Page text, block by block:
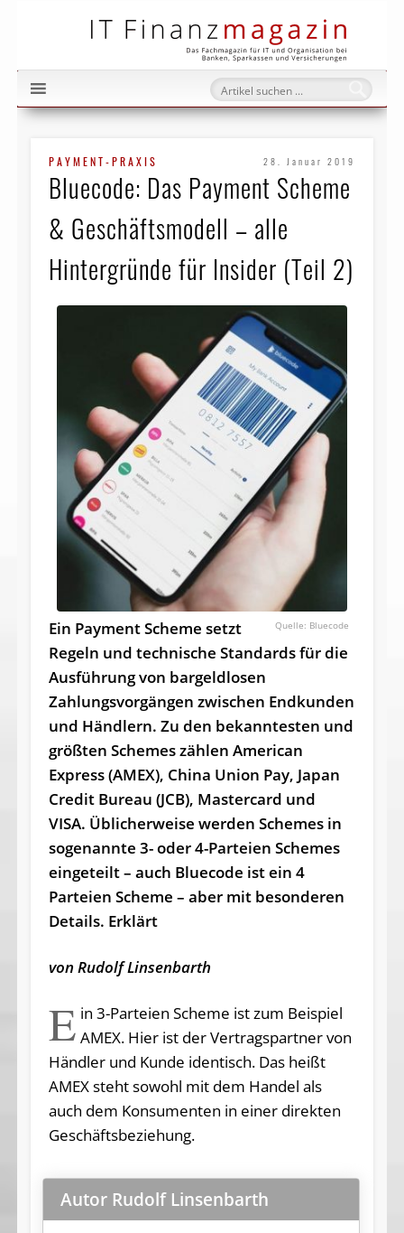
PAYMENT-PRAXIS 28. Januar 2019
Bluecode: Das Payment Scheme
& Geschäftsmodell – alle
Hintergründe für Insider (Teil 2)
Bluecode
Ein Payment Scheme setzt
Regeln und technische Standards für die
Ausführung von bargeldlosen
Zahlungsvorgängen zwischen Endkunden
und Händlern. Zu den bekanntesten und
größten Schemes zählen American
Express (AMEX), China Union Pay, Japan
Credit Bureau (JCB), Mastercard und
VISA. Üblicherweise werden Schemes in
sogenannte 3- oder 4-Parteien Schemes
eingeteilt – auch Bluecode ist ein 4
Parteien Scheme – aber mit besonderen
Details. Erklärt
von Rudolf Linsenbarth
E in 3-Parteien Sche­me ist zum Bei­spiel
AMEX. Hier ist der Ver­trags­part­ner von
Händ­ler und Kun­de iden­tisch. Das hei­ßt
AMEX steht so­wohl mit dem Han­del als
auch dem Kon­su­men­ten in ei­ner di­rek­ten
Ge­schäfts­be­zie­hung.
Autor Rudolf Linsenbarth